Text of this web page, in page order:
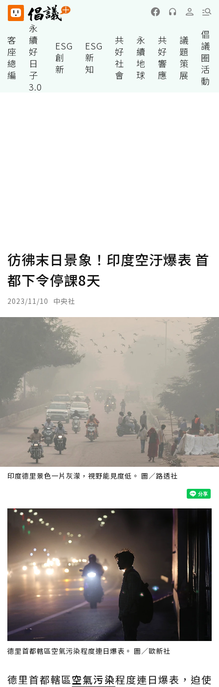
客
座
總
編
永
續
好
日
子
3.0
ESG
創
新
ESG
新
知
共
好
社
會
永
續
地
球
共
好
響
應
議
題
策
展
倡
議
圈
活
動
彷彿末日景象！印度空汙爆表 首
都下令停課8天
2023/11/10 中央社
印度德里景色一片灰濛，視野能見度低。 圖／路透社
德里首都轄區空氣污染程度連日爆表。 圖／歐新社
德里首都轄區空氣污染程度連日爆表，迫使